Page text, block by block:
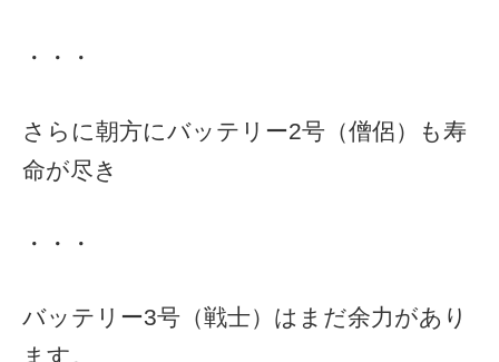
・・・
さらに朝方にバッテリー2号（僧侶）も寿
命が尽き
・・・
バッテリー3号（戦士）はまだ余力があり
ます。